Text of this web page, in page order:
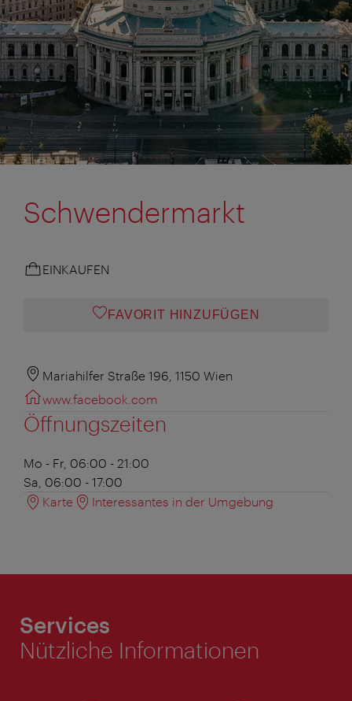
Schwendermarkt
EINKAUFEN
FAVORIT HINZUFÜGEN
Mariahilfer Straße 196, 1150 Wien
www.facebook.com
Öffnungszeiten
Mo - Fr, 06:00 - 21:00
Sa, 06:00 - 17:00
Karte
Interessantes in der Umgebung
Services
Nützliche Informationen